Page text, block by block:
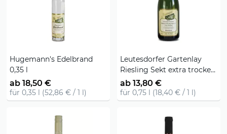
Hugemann's Edelbrand
0,35 l
ab 18,50 €
für 0,35 l (52,86 € / 1 l)
Leutesdorfer Gartenlay
Riesling Sekt extra trocken
0,75l 2018er
ab 13,80 €
für 0,75 l (18,40 € / 1 l)